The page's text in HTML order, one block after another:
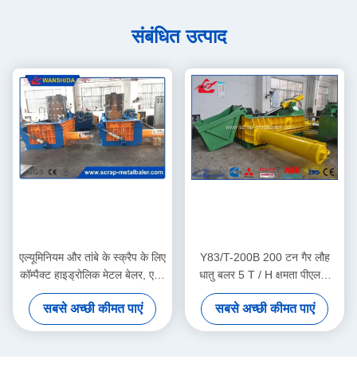
संबंधित उत्पाद
एल्यूमिनियम और तांबे के स्क्रैप के लिए
कॉम्पैक्ट हाइड्रोलिक मेटल बेलर, एयर
ऑयल कूलर के साथ 160 टन बल
सबसे अच्छी कीमत पाएं
Y83/T-200B 200 टन गैर लौह
धातु बलर 5 T / H क्षमता पीएलसी
स्वचालित नियंत्रण
सबसे अच्छी कीमत पाएं